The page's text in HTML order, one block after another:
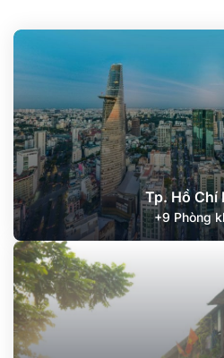
Tp. Hồ Chí
+9 Phòng